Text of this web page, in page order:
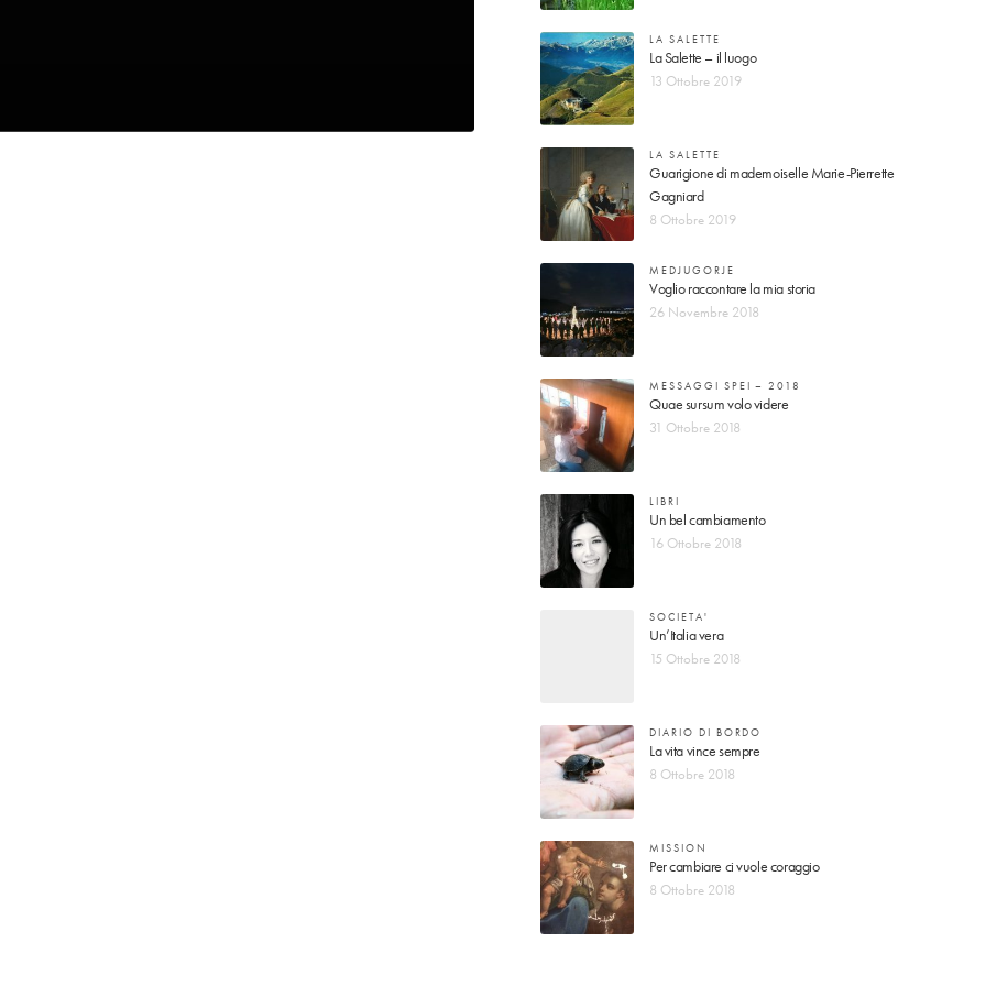
LA SALETTE
La Salette – il luogo
13 Ottobre 2019
LA SALETTE
Guarigione di mademoiselle Marie-Pierrette
Gagniard
8 Ottobre 2019
MEDJUGORJE
Voglio raccontare la mia storia
26 Novembre 2018
MESSAGGI SPEI – 2018
Quae sursum volo videre
31 Ottobre 2018
LIBRI
Un bel cambiamento
16 Ottobre 2018
SOCIETA'
Un’Italia vera
15 Ottobre 2018
DIARIO DI BORDO
La vita vince sempre
8 Ottobre 2018
MISSION
Per cambiare ci vuole coraggio
8 Ottobre 2018